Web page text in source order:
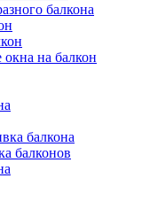
балкона
на балкон
балкона
балконов